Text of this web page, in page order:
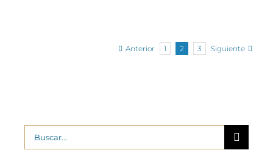
Anterior 1 2 3 Siguiente
Buscar: